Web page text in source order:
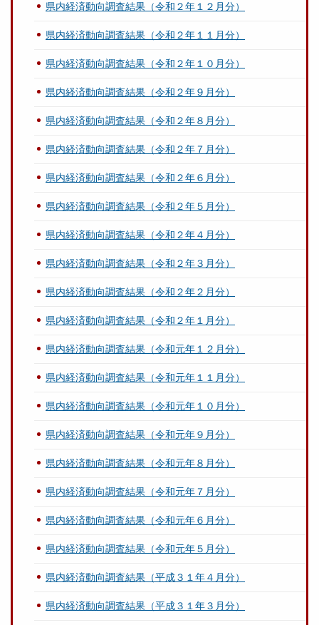
県内経済動向調査結果（令和２年１２月分）
県内経済動向調査結果（令和２年１１月分）
県内経済動向調査結果（令和２年１０月分）
県内経済動向調査結果（令和２年９月分）
県内経済動向調査結果（令和２年８月分）
県内経済動向調査結果（令和２年７月分）
県内経済動向調査結果（令和２年６月分）
県内経済動向調査結果（令和２年５月分）
県内経済動向調査結果（令和２年４月分）
県内経済動向調査結果（令和２年３月分）
県内経済動向調査結果（令和２年２月分）
県内経済動向調査結果（令和２年１月分）
県内経済動向調査結果（令和元年１２月分）
県内経済動向調査結果（令和元年１１月分）
県内経済動向調査結果（令和元年１０月分）
県内経済動向調査結果（令和元年９月分）
県内経済動向調査結果（令和元年８月分）
県内経済動向調査結果（令和元年７月分）
県内経済動向調査結果（令和元年６月分）
県内経済動向調査結果（令和元年５月分）
県内経済動向調査結果（平成３１年４月分）
県内経済動向調査結果（平成３１年３月分）